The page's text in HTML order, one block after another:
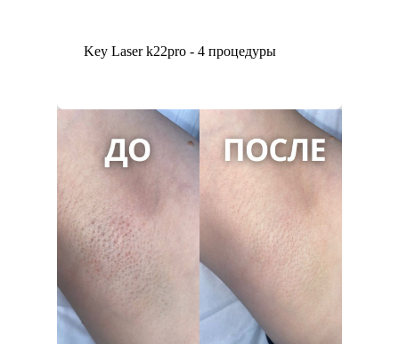
Key Laser k22pro - 4 процедуры